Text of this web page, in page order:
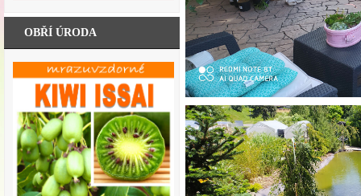
OBŘÍ ÚRODA